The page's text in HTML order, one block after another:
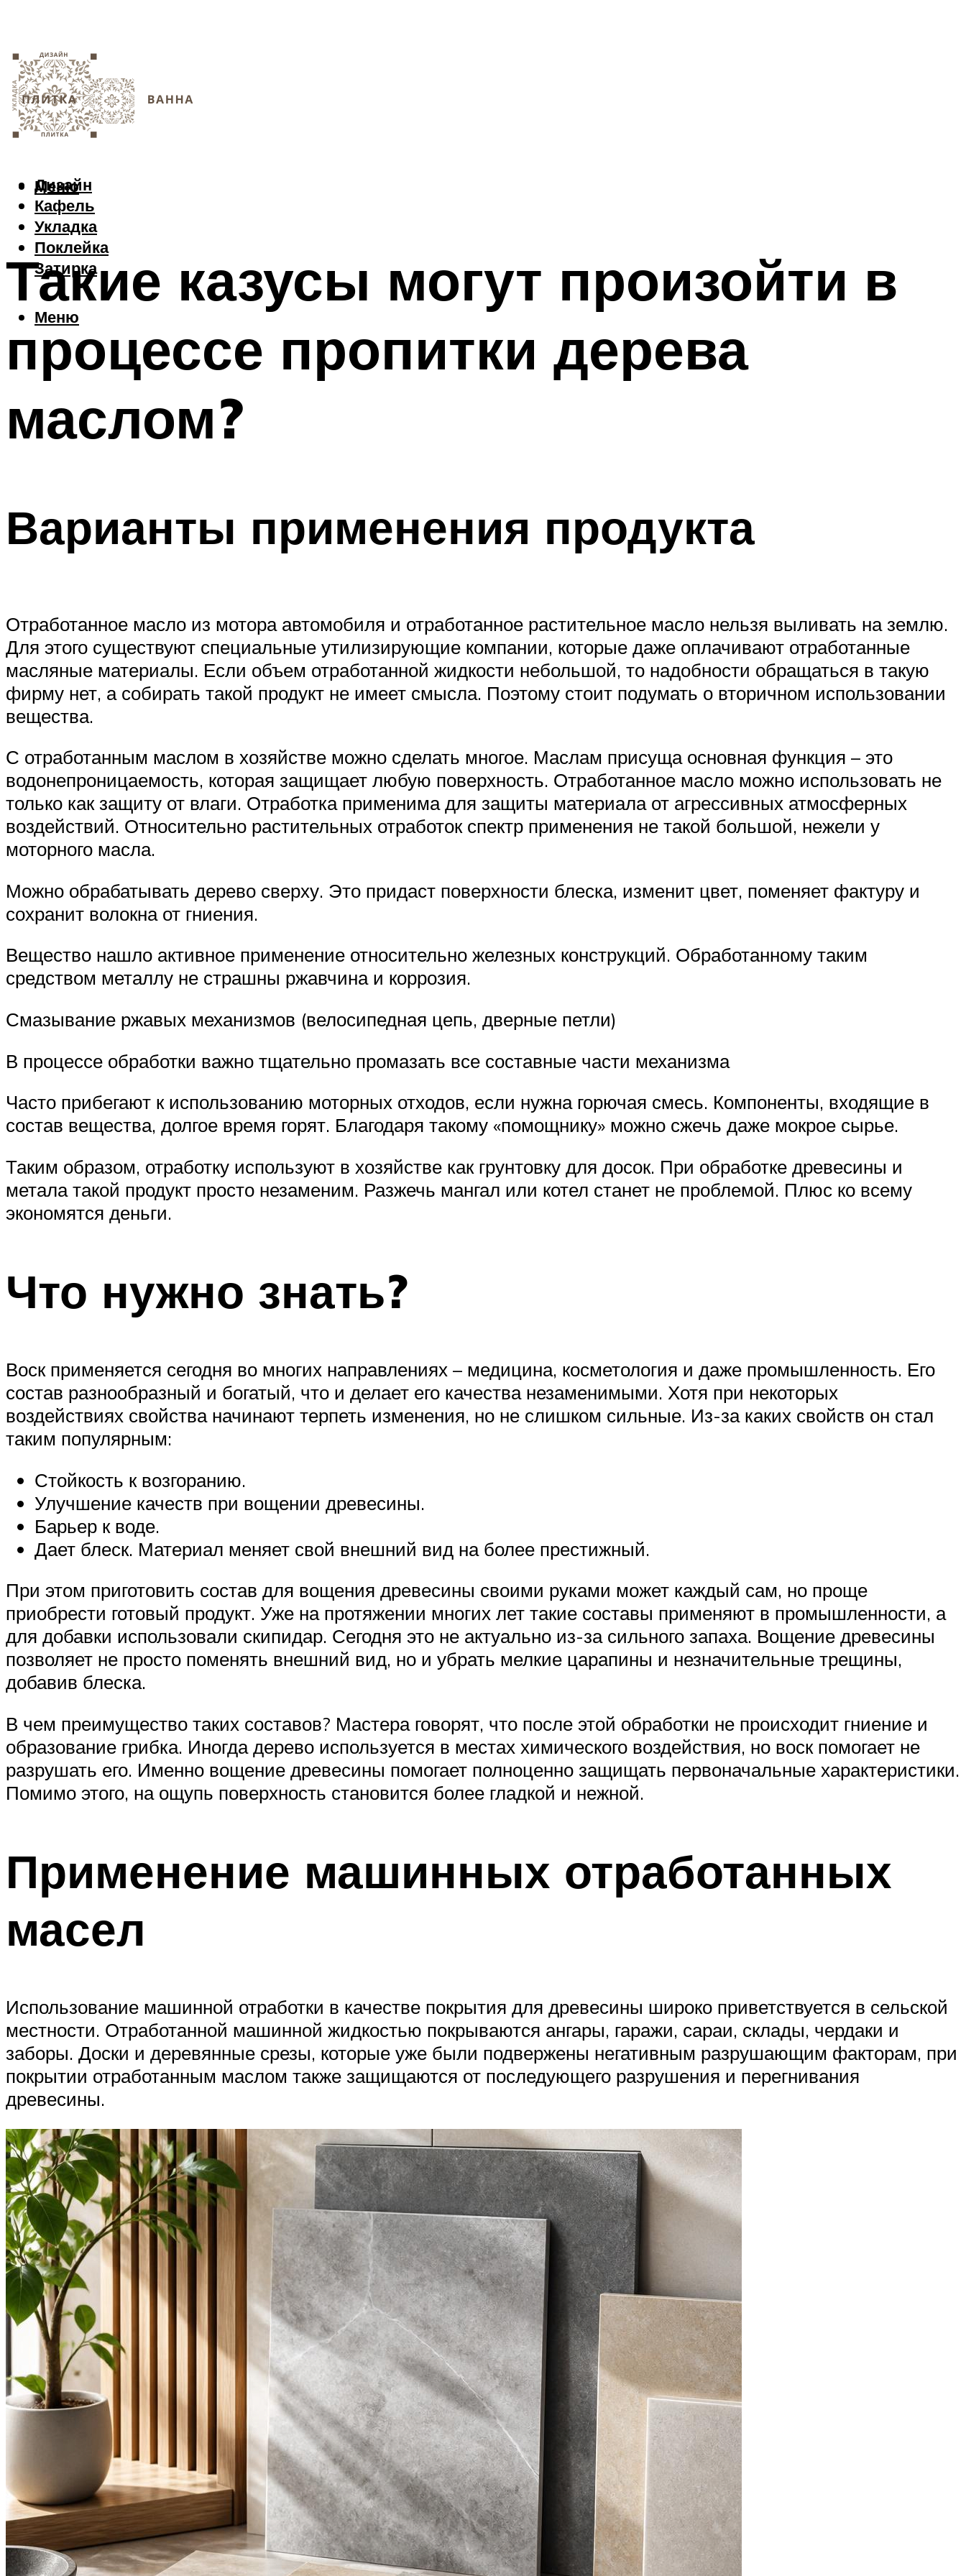
Дизайн
Кафель
Укладка
Поклейка
Затирка
Меню
Меню
Такие казусы могут произойти в
процессе пропитки дерева
маслом?
Варианты применения продукта
Отработанное масло из мотора автомобиля и отработанное растительное масло нельзя выливать на землю.
Для этого существуют специальные утилизирующие компании, которые даже оплачивают отработанные
масляные материалы. Если объем отработанной жидкости небольшой, то надобности обращаться в такую
фирму нет, а собирать такой продукт не имеет смысла. Поэтому стоит подумать о вторичном использовании
вещества.
С отработанным маслом в хозяйстве можно сделать многое. Маслам присуща основная функция – это
водонепроницаемость, которая защищает любую поверхность. Отработанное масло можно использовать не
только как защиту от влаги. Отработка применима для защиты материала от агрессивных атмосферных
воздействий. Относительно растительных отработок спектр применения не такой большой, нежели у
моторного масла.
Можно обрабатывать дерево сверху. Это придаст поверхности блеска, изменит цвет, поменяет фактуру и
сохранит волокна от гниения.
Вещество нашло активное применение относительно железных конструкций. Обработанному таким
средством металлу не страшны ржавчина и коррозия.
Смазывание ржавых механизмов (велосипедная цепь, дверные петли)
В процессе обработки важно тщательно промазать все составные части механизма
Часто прибегают к использованию моторных отходов, если нужна горючая смесь. Компоненты, входящие в
состав вещества, долгое время горят. Благодаря такому «помощнику» можно сжечь даже мокрое сырье.
Таким образом, отработку используют в хозяйстве как грунтовку для досок. При обработке древесины и
метала такой продукт просто незаменим. Разжечь мангал или котел станет не проблемой. Плюс ко всему
экономятся деньги.
Что нужно знать?
Воск применяется сегодня во многих направлениях – медицина, косметология и даже промышленность. Его
состав разнообразный и богатый, что и делает его качества незаменимыми. Хотя при некоторых
воздействиях свойства начинают терпеть изменения, но не слишком сильные. Из-за каких свойств он стал
таким популярным:
Стойкость к возгоранию.
Улучшение качеств при вощении древесины.
Барьер к воде.
Дает блеск. Материал меняет свой внешний вид на более престижный.
При этом приготовить состав для вощения древесины своими руками может каждый сам, но проще
приобрести готовый продукт. Уже на протяжении многих лет такие составы применяют в промышленности, а
для добавки использовали скипидар. Сегодня это не актуально из-за сильного запаха. Вощение древесины
позволяет не просто поменять внешний вид, но и убрать мелкие царапины и незначительные трещины,
добавив блеска.
В чем преимущество таких составов? Мастера говорят, что после этой обработки не происходит гниение и
образование грибка. Иногда дерево используется в местах химического воздействия, но воск помогает не
разрушать его. Именно вощение древесины помогает полноценно защищать первоначальные характеристики.
Помимо этого, на ощупь поверхность становится более гладкой и нежной.
Применение машинных отработанных
масел
Использование машинной отработки в качестве покрытия для древесины широко приветствуется в сельской
местности. Отработанной машинной жидкостью покрываются ангары, гаражи, сараи, склады, чердаки и
заборы. Доски и деревянные срезы, которые уже были подвержены негативным разрушающим факторам, при
покрытии отработанным маслом также защищаются от последующего разрушения и перегнивания
древесины.